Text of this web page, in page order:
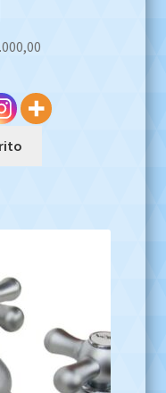
is:
$280.000,00.